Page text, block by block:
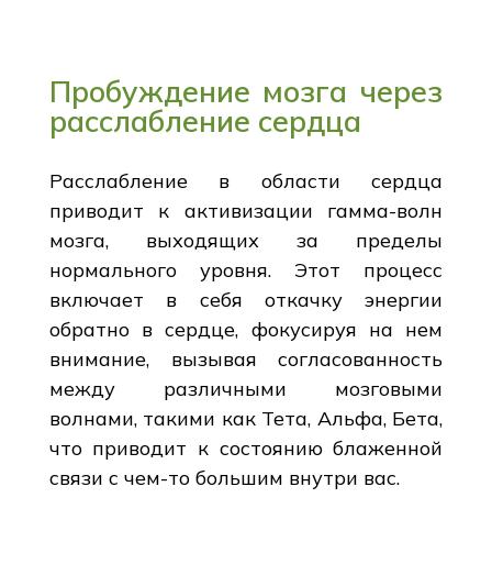
Пробуждение мозга через
расслабление сердца
Расслабление в области сердца
приводит к активизации гамма-волн
мозга, выходящих за пределы
нормального уровня. Этот процесс
включает в себя откачку энергии
обратно в сердце, фокусируя на нем
внимание, вызывая согласованность
между различными мозговыми
волнами, такими как Тета, Альфа, Бета,
что приводит к состоянию блаженной
связи с чем-то большим внутри вас.